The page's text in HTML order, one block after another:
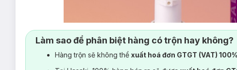
Làm sao để phân biệt hàng có trộn hay không?
Hàng trộn sẽ không thể xuất hoá đơn GTGT (VAT) 100%